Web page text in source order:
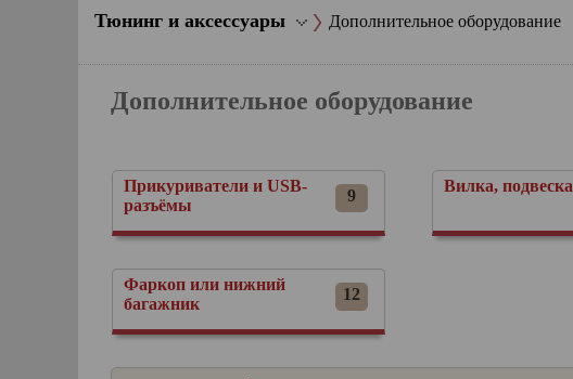
Тюнинг и аксессуары Дополнительное оборудование
Дополнительное оборудование
Прикуриватели и USB-
разъёмы
9
Вилка, подвеска
Фаркоп или нижний
багажник
12